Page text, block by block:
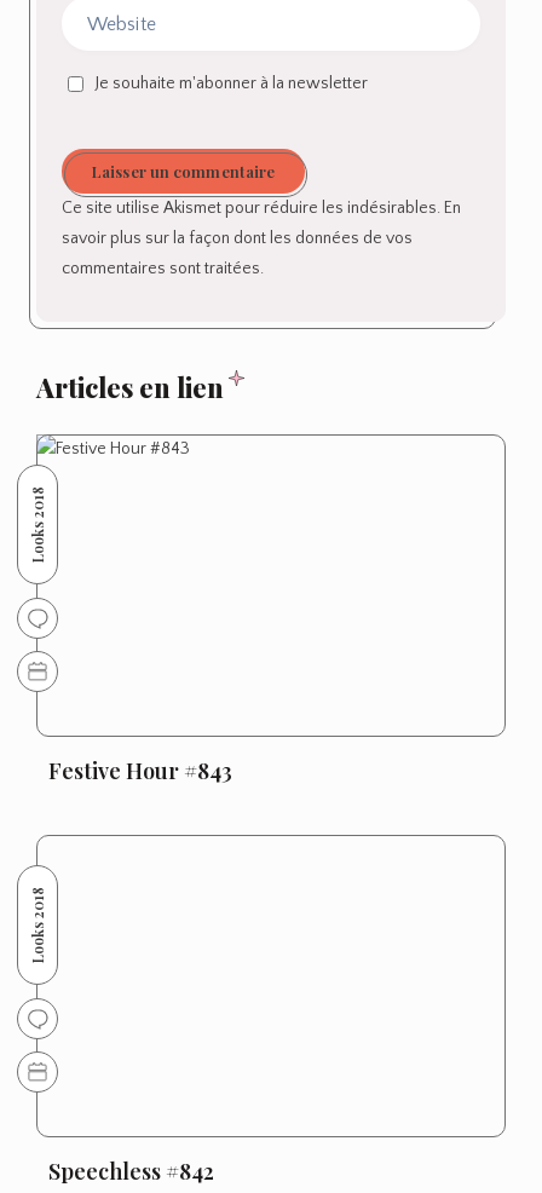
Je souhaite m'abonner à la newsletter
Laisser un commentaire
Ce site utilise Akismet pour réduire les indésirables. En
savoir plus sur la façon dont les données de vos
commentaires sont traitées.
Articles en lien
Looks 2018
Festive Hour #843
Looks 2018
Speechless #842